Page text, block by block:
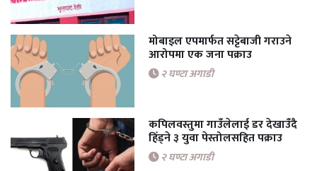
मोबाइल एपमार्फत सट्टेबाजी गराउने
आरोपमा एक जना पक्राउ
२ घण्टा अगाडी
कपिलवस्तुमा गाउँलेलाई डर देखाउँदै
हिँड्ने ३ युवा पेस्तोलसहित पक्राउ
२ घण्टा अगाडी